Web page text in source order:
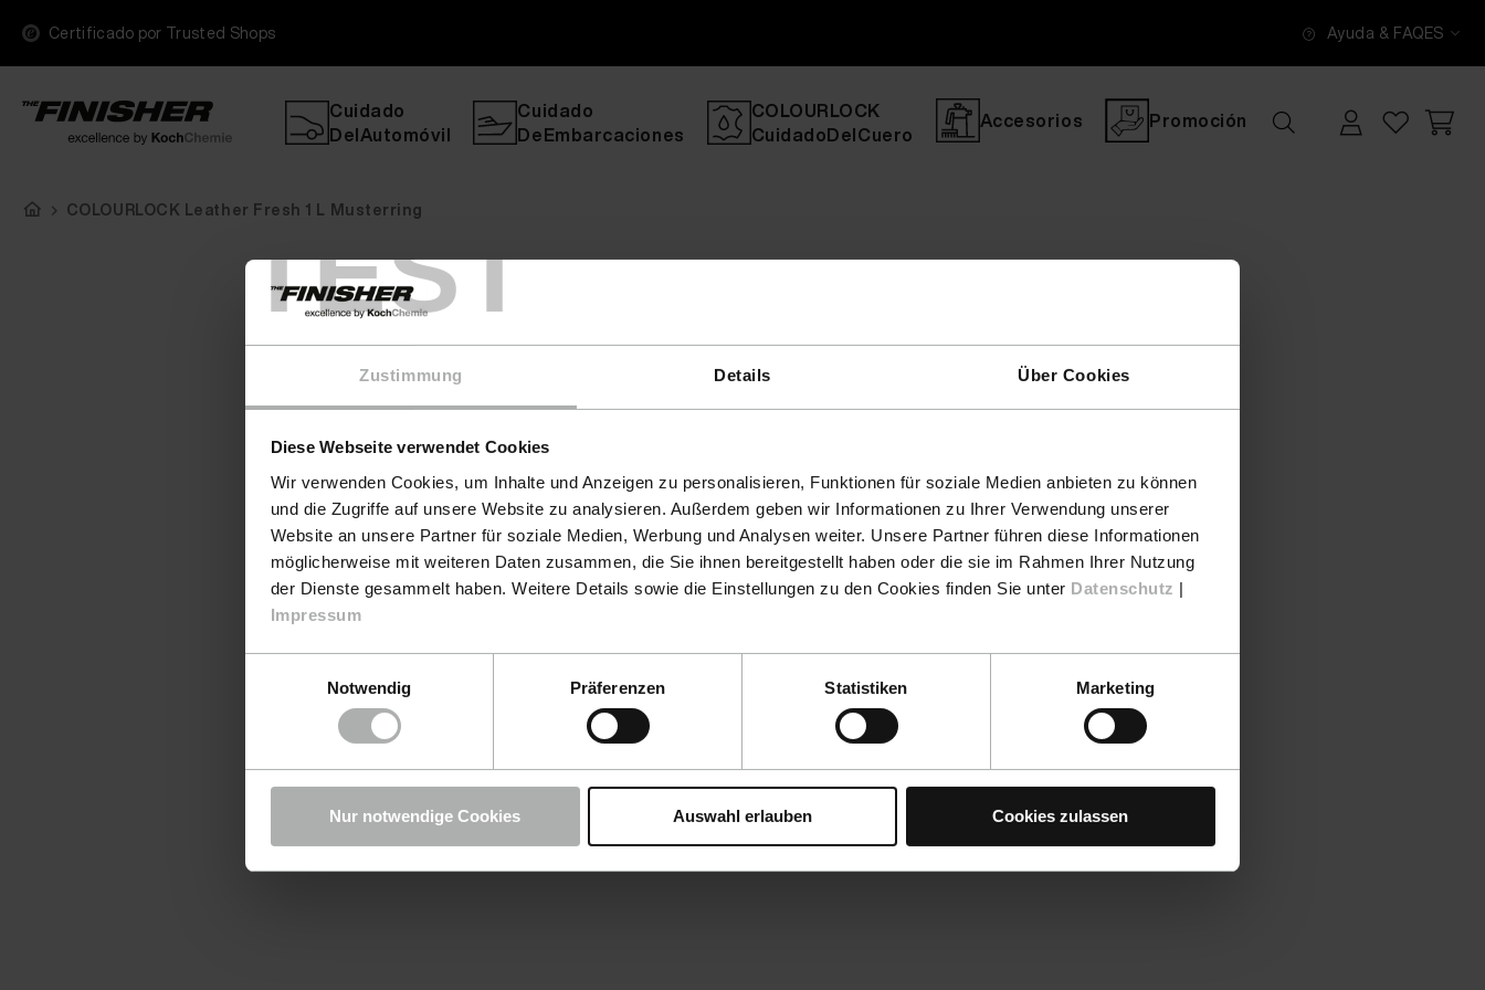
TEST
Zustimmung Details Über Cookies
Diese Webseite verwendet Cookies
Wir verwenden Cookies, um Inhalte und Anzeigen zu personalisieren, Funktionen für soziale Medien anbieten zu können
und die Zugriffe auf unsere Website zu analysieren. Außerdem geben wir Informationen zu Ihrer Verwendung unserer
Website an unsere Partner für soziale Medien, Werbung und Analysen weiter. Unsere Partner führen diese Informationen
möglicherweise mit weiteren Daten zusammen, die Sie ihnen bereitgestellt haben oder die sie im Rahmen Ihrer Nutzung
der Dienste gesammelt haben. Weitere Details sowie die Einstellungen zu den Cookies finden Sie unter Datenschutz |
Impressum
Notwendig
Präferenzen Statistiken Marketing
Nur notwendige Cookies Auswahl erlauben Cookies zulassen
Certificado por Trusted Shops Ayuda & FAQES
Cuidado
DelAutomóvil
Cuidado
DeEmbarcaciones
COLOURLOCK
CuidadoDelCuero
Accesorios Promoción
COLOURLOCK Leather Fresh 1 L Musterring